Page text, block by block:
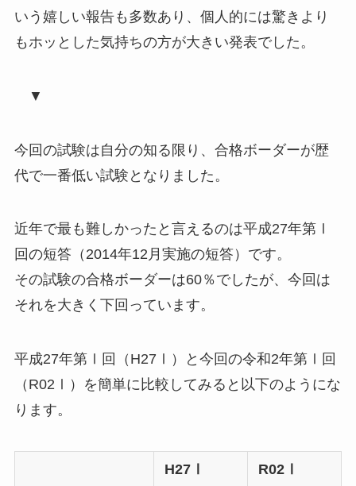
いう嬉しい報告も多数あり、個人的には驚きより
もホッとした気持ちの方が大きい発表でした。
▼
今回の試験は自分の知る限り、合格ボーダーが歴
代で一番低い試験となりました。
近年で最も難しかったと言えるのは平成27年第Ⅰ
回の短答（2014年12月実施の短答）です。
その試験の合格ボーダーは60％でしたが、今回は
それを大きく下回っています。
平成27年第Ⅰ回（H27Ⅰ）と今回の令和2年第Ⅰ回
（R02Ⅰ）を簡単に比較してみると以下のようにな
ります。
H27Ⅰ R02Ⅰ